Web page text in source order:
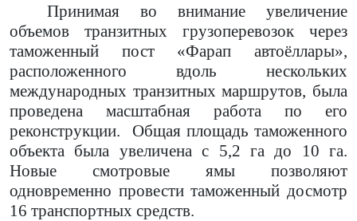
Принимая во внимание увеличение
объемов транзитных грузоперевозок через
таможенный пост «Фарап автоёллары»,
расположенного вдоль нескольких
международных транзитных маршрутов, была
проведена масштабная работа по его
реконструкции.
Общая площадь таможенного
объекта была увеличена с 5,2 га до 10 га.
Новые смотровые ямы позволяют
одновременно провести таможенный досмотр
16 транспортных средств.